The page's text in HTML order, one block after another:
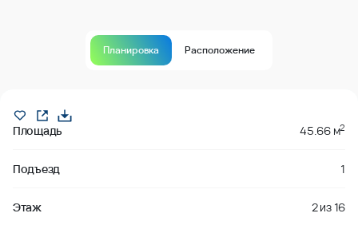
Планировка Расположение
Площадь 45.66 м2
Подъезд 1
Этаж 2из16